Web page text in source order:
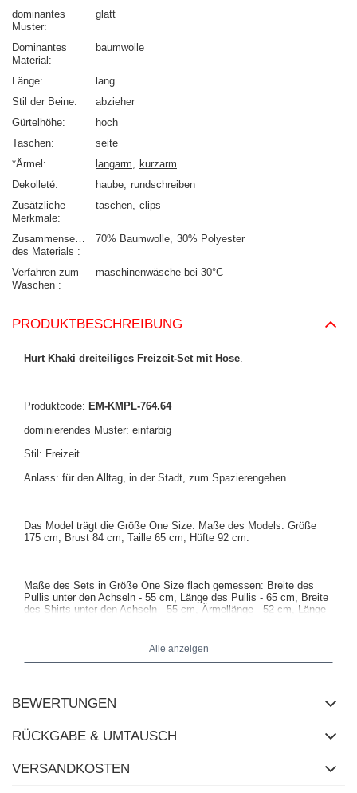
dominantes
Muster
glatt
Dominantes
Material
baumwolle
Länge
lang
Stil der Beine
abzieher
Gürtelhöhe
hoch
Taschen
seite
*Ärmel
langarm
kurzarm
Dekolleté
haube rundschreiben
Zusätzliche
Merkmale
taschen clips
Zusammensetzung
des Materials
70% Baumwolle 30% Polyester
Verfahren zum
Waschen
maschinenwäsche bei 30°C
PRODUKTBESCHREIBUNG
Hurt Khaki dreiteiliges Freizeit-Set mit Hose
Produktcode: EM-KMPL-764.64
dominierendes Muster: einfarbig
Stil: Freizeit
Anlass: für den Alltag, in der Stadt, zum Spazierengehen
Das Model trägt die Größe One Size. Maße des Models: Größe
175 cm, Brust 84 cm, Taille 65 cm, Hüfte 92 cm.
Maße des Sets in Größe One Size flach gemessen: Breite des
Pullis unter den Achseln - 55 cm, Länge des Pullis - 65 cm, Breite
des Shirts unter den Achseln - 55 cm, Ärmellänge - 52 cm, Länge
Alle anzeigen
BEWERTUNGEN
RÜCKGABE & UMTAUSCH
VERSANDKOSTEN